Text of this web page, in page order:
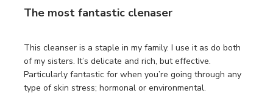
The most fantastic clenaser
This cleanser is a staple in my family. I use it as do both
of my sisters. It’s delicate and rich, but effective.
Particularly fantastic for when you’re going through any
type of skin stress; hormonal or environmental.